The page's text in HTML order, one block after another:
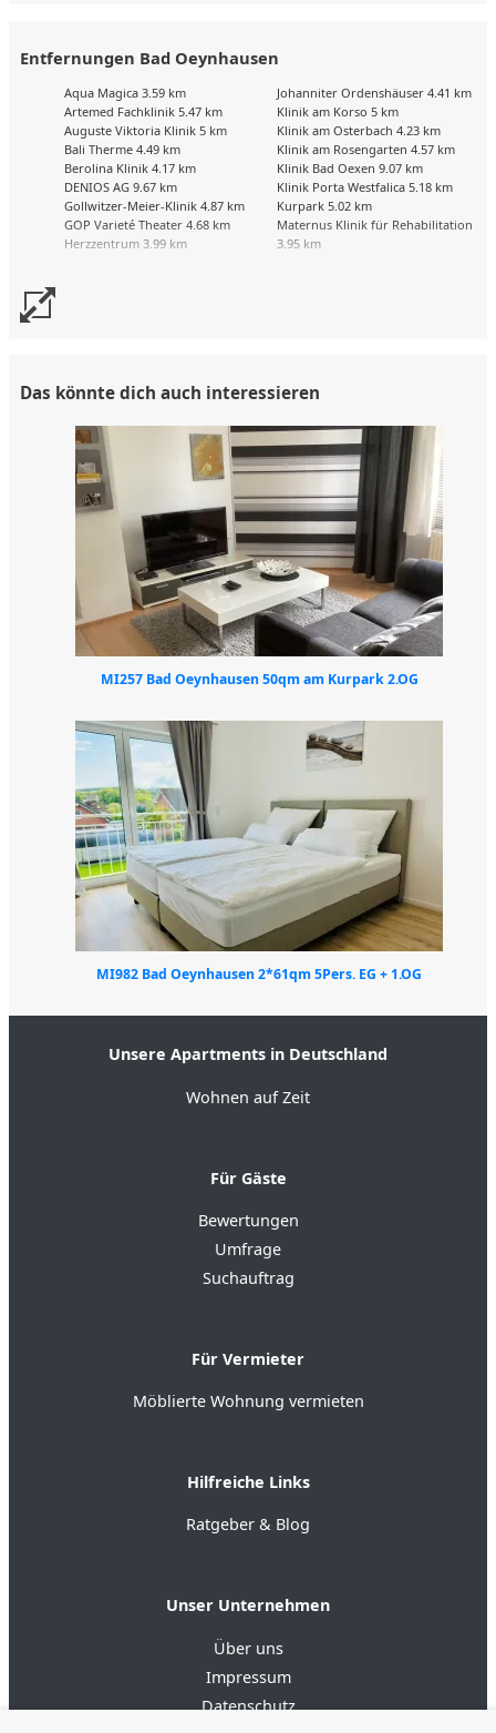
Entfernungen Bad Oeynhausen
Aqua Magica 3.59 km
Artemed Fachklinik 5.47 km
Auguste Viktoria Klinik 5 km
Bali Therme 4.49 km
Berolina Klinik 4.17 km
DENIOS AG 9.67 km
Gollwitzer-Meier-Klinik 4.87 km
GOP Varieté Theater 4.68 km
Herzzentrum 3.99 km
Johanniter Ordenshäuser 4.41 km
Klinik am Korso 5 km
Klinik am Osterbach 4.23 km
Klinik am Rosengarten 4.57 km
Klinik Bad Oexen 9.07 km
Klinik Porta Westfalica 5.18 km
Kurpark 5.02 km
Maternus Klinik für Rehabilitation
3.95 km
Das könnte dich auch interessieren
MI257 Bad Oeynhausen 50qm am Kurpark 2.OG
MI982 Bad Oeynhausen 2*61qm 5Pers. EG + 1.OG
Unsere Apartments in Deutschland
Wohnen auf Zeit
Für Gäste
Bewertungen
Umfrage
Suchauftrag
Für Vermieter
Möblierte Wohnung vermieten
Hilfreiche Links
Ratgeber & Blog
Unser Unternehmen
Über uns
Impressum
Datenschutz